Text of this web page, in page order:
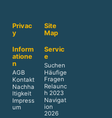
Privac
y
Site
Map
Inform
atione
n
AGB
Kontakt
Nachha
ltigkeit
Impress
um
Servic
e
Suchen
Häufige
Fragen
Relaunc
h 2023
Navigat
ion
2026